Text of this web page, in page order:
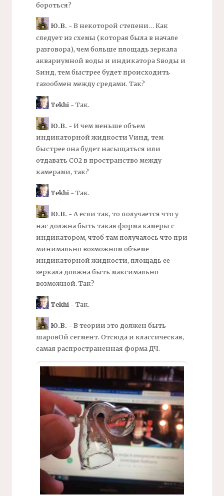
бороться?
Ю.В. - В некоторой степени… Как
следует из схемы (которая была в начале
разговора), чем больше площадь зеркала
аквариумной воды и индикатора Sводы и
Sинд, тем быстрее будет происходить
газообмен между средами. Так?
Tekhi - Так.
Ю.В. - И чем меньше объем
индикаторной жидкости Vинд, тем
быстрее она будет насыщаться или
отдавать СО2 в пространство между
камерами, так?
Tekhi- Так.
Ю.В. - А если так, то получается что у
нас должна быть такая форма камеры с
индикатором, чтоб там получалось что при
минимально возможном объеме
индикаторной жидкости, площадь ее
зеркала должна быть максимально
возможной. Так?
Tekhi - Так.
Ю.В. - В теории это должен быть
шаровОй сегмент. Отсюда и классическая,
самая распространенная формаДЧ.